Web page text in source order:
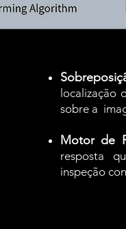
localização
sobre a
Motor de
resposta
inspeção